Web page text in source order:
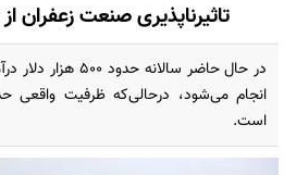
تاثیرناپذیری صنعت زعفران
در حال حاضر
انجام می‌شود، درحالی‌که ظرفیت واقعی
است.